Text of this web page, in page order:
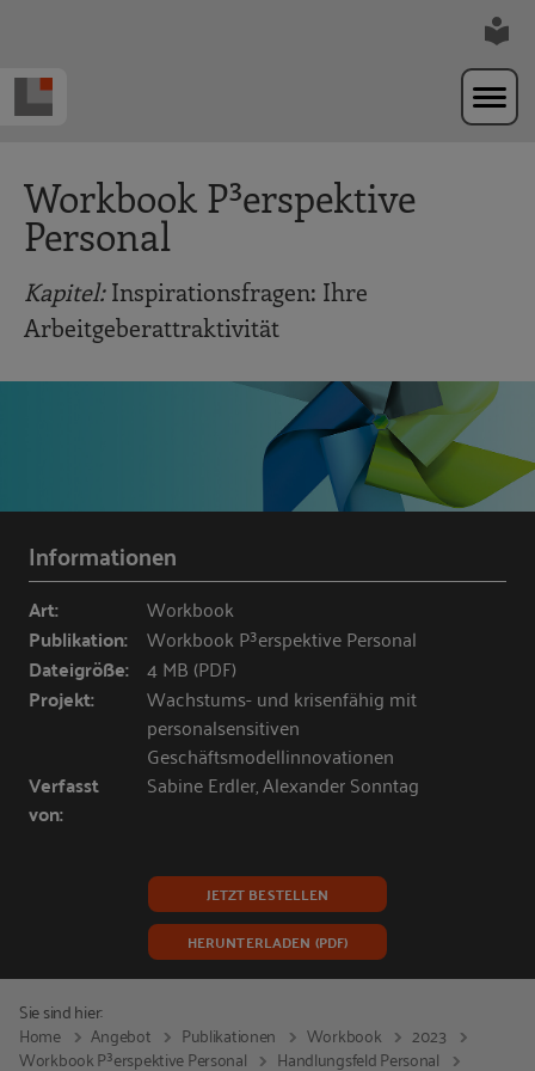
Workbook P³erspektive
Personal
Kapitel:Inspirationsfragen: Ihre
Arbeitgeberattraktivität
Informationen
Art: Workbook
Publikation: Workbook P³erspektive Personal
Dateigröße: 4 MB (PDF)
Projekt:
Wachstums- und krisenfähig mit
personalsensitiven
Geschäftsmodellinnovationen
Verfasst
von:
Sabine Erdler, Alexander Sonntag
JETZT BESTELLEN
HERUNTERLADEN (PDF)
Sie sind hier:
Home
Angebot Publikationen Workbook
2023
Workbook P³erspektive Personal
Handlungsfeld Personal